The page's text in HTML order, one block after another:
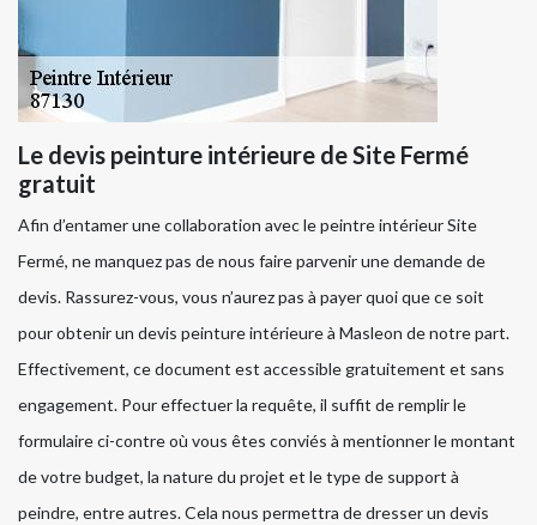
Le devis peinture intérieure de Site Fermé
gratuit
Afin d’entamer une collaboration avec le peintre intérieur Site
Fermé, ne manquez pas de nous faire parvenir une demande de
devis. Rassurez-vous, vous n’aurez pas à payer quoi que ce soit
pour obtenir un devis peinture intérieure à Masleon de notre part.
Effectivement, ce document est accessible gratuitement et sans
engagement. Pour effectuer la requête, il suffit de remplir le
formulaire ci-contre où vous êtes conviés à mentionner le montant
de votre budget, la nature du projet et le type de support à
peindre, entre autres. Cela nous permettra de dresser un devis